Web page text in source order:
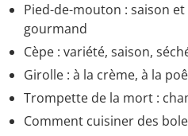
Pied-de-mouton : saison
gourmand
Cèpe : variété, saison,
Girolle : à la crème, à la
Trompette de la mort :
Comment cuisiner des